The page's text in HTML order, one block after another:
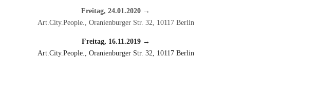
Freitag, 24.01.2020 →
Art.City.People., Oranienburger Str. 32, 10117 Berlin
Freitag, 16.11.2019 →
Art.City.People., Oranienburger Str. 32, 10117 Berlin